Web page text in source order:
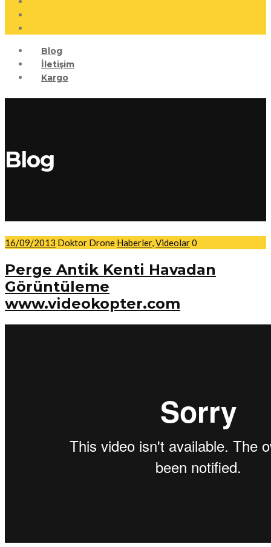
Blog
İletişim
Kargo
Blog
16/09/2013 Doktor Drone Haberler,Videolar0
Perge Antik Kenti Havadan
Görüntüleme
www.videokopter.com